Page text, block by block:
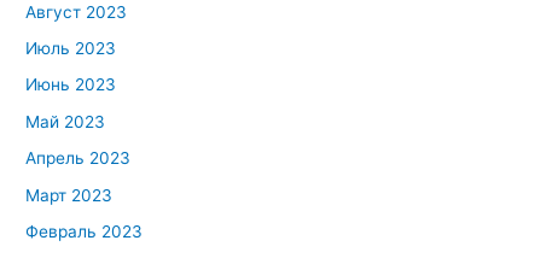
Август 2023
Июль 2023
Июнь 2023
Май 2023
Апрель 2023
Март 2023
Февраль 2023